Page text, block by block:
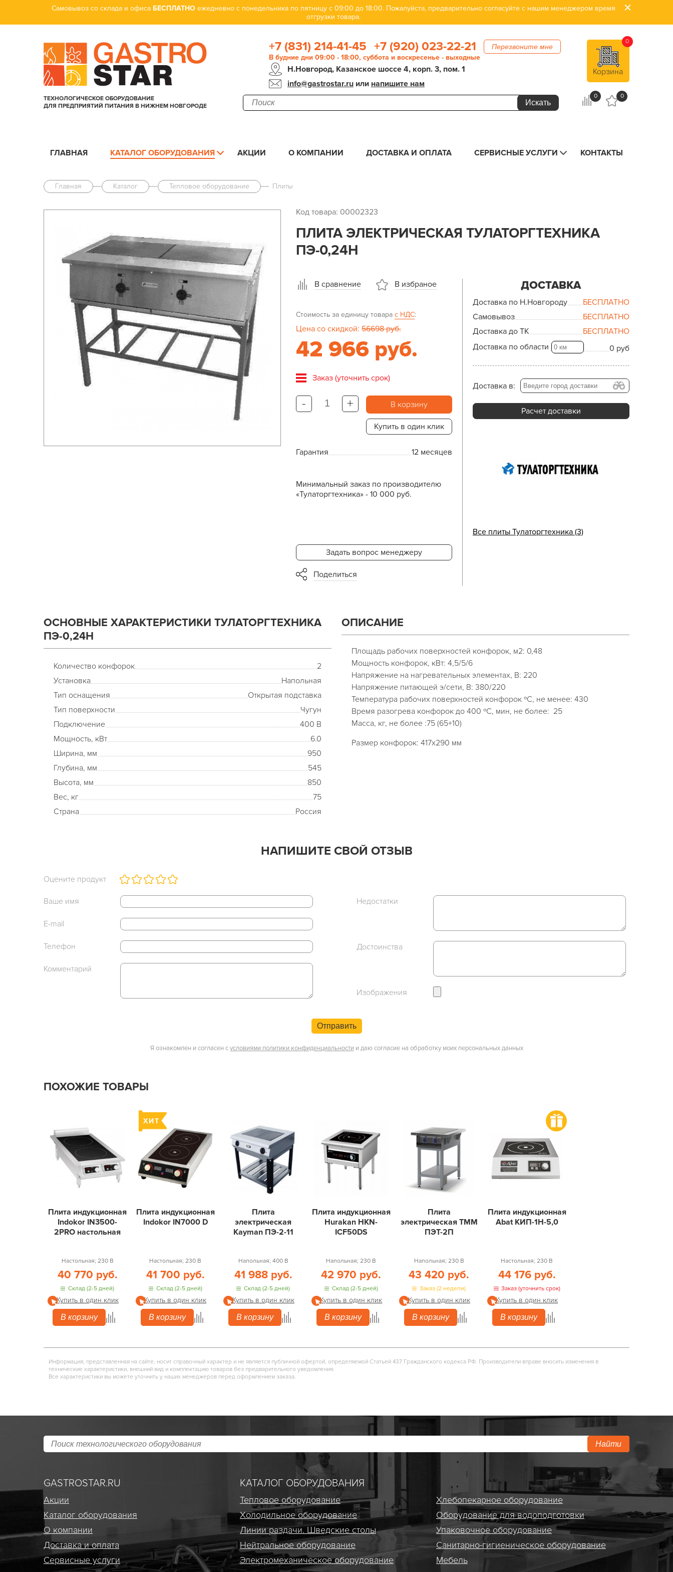
Самовывоз со склада и офиса БЕСПЛАТНО ежедневно с понедельника по пятницу с 09:00 до 18:00. Пожалуйста, предварительно согласуйте с нашим менеджером время
отгрузки товара.
ТЕХНОЛОГИЧЕСКОЕ ОБОРУДОВАНИЕ
ДЛЯ ПРЕДПРИЯТИЙ ПИТАНИЯ В НИЖНЕМ НОВГОРОДЕ
+7 (831) 214-41-45 +7 (920) 023-22-21 Перезвоните мне
В будние дни 09:00 - 18:00, суббота и воскресенье - выходные
Н.Новгород, Казанское шоссе 4, корп. 3, пом. 1
info@gastrostar.ruили напишите нам
Корзина
0
0 0
ГЛАВНАЯ КАТАЛОГ ОБОРУДОВАНИЯ АКЦИИ О КОМПАНИИ ДОСТАВКА И ОПЛАТА СЕРВИСНЫЕ УСЛУГИ КОНТАКТЫ
Главная Каталог Тепловое оборудование Плиты
Код товара: 00002323
ПЛИТА ЭЛЕКТРИЧЕСКАЯ ТУЛАТОРГТЕХНИКА
ПЭ-0,24Н
В сравнение В избраное
Стоимость за единицу товара с НДС:
Цена со скидкой:56698 руб.
42 966 руб.
Заказ (уточнить срок)
- + В корзину
Купить в один клик
Гарантия 12 месяцев
Минимальный заказ по производителю
«Тулаторгтехника» - 10 000 руб.
Задать вопрос менеджеру
Поделиться
ДОСТАВКА
Доставка по Н.Новгороду
БЕСПЛАТНО
Самовывоз
БЕСПЛАТНО
Доставка до ТК
БЕСПЛАТНО
Доставка по области
0 руб
Доставка в:
Расчет доставки
Все плиты Тулаторгтехника (3)
ОСНОВНЫЕ ХАРАКТЕРИСТИКИ ТУЛАТОРГТЕХНИКА
ПЭ-0,24Н
Количество конфорок
2
Установка
Напольная
Тип оснащения
Открытая подставка
Тип поверхности
Чугун
Подключение
400 В
Мощность, кВт
6.0
Ширина, мм
950
Глубина, мм
545
Высота, мм
850
Вес, кг
75
Страна
Россия
ОПИСАНИЕ
Площадь рабочих поверхностей конфорок, м2: 0,48
Мощность конфорок, кВт: 4,5/5/6
Напряжение на нагревательных элементах, В: 220
Напряжение питающей э/сети, В: 380/220
Температура рабочих поверхностей конфорок ºС, не менее: 430
Время разогрева конфорок до 400 ºС, мин, не более: 25
Масса, кг, не более :75 (65+10)
Размер конфорок: 417х290 мм
НАПИШИТЕ СВОЙ ОТЗЫВ
Оцените продукт
Ваше имя
E-mail
Телефон
Комментарий
Недостатки
Достоинства
Изображения
Отправить
Я ознакомлен и согласен сусловиями политики конфиденциальности и даю согласие на обработку моих персональных данных
ПОХОЖИЕ ТОВАРЫ
Плита индукционная
Indokor IN3500-
2PRO настольная
Настольная; 230 В
40 770 руб.
Склад (2-5 дней)
Купить в один клик
В корзину
Плита индукционная
Indokor IN7000 D
Настольная; 230 В
41 700 руб.
Склад (2-5 дней)
Купить в один клик
В корзину
Плита
электрическая
Kayman ПЭ-2-11
Напольная; 400 В
41 988 руб.
Склад (2-5 дней)
Купить в один клик
В корзину
Плита индукционная
Hurakan HKN-
ICF50DS
Напольная; 230 В
42 970 руб.
Склад (2-5 дней)
Купить в один клик
В корзину
Плита
электрическая ТММ
ПЭТ-2П
Напольная; 230 В
43 420 руб.
Заказ (2 недели)
Купить в один клик
В корзину
Плита индукционная
Abat КИП-1Н-5,0
Настольная; 230 В
44 176 руб.
Заказ (уточнить срок)
Купить в один клик
В корзину
Информация, представленная на сайте, носит справочный характер и не является публичной офертой, определяемой Статьей 437 Гражданского кодекса РФ. Производители вправе вносить изменения в
технические характеристики, внешний вид и комплектацию товаров без предварительного уведомления.
Все характеристики вы можете уточнить у наших менеджеров перед оформлением заказа.
Найти
GASTROSTAR.RU
Акции
Каталог оборудования
О компании
Доставка и оплата
Сервисные услуги
КАТАЛОГ ОБОРУДОВАНИЯ
Тепловое оборудование
Холодильное оборудование
Линии раздачи. Шведские столы
Нейтральное оборудование
Электро­механическое оборудование
Хлебопекарное оборудование
Оборудование для водоподготовки
Упаковочное оборудование
Санитарно-гигиеническое оборудование
Мебель